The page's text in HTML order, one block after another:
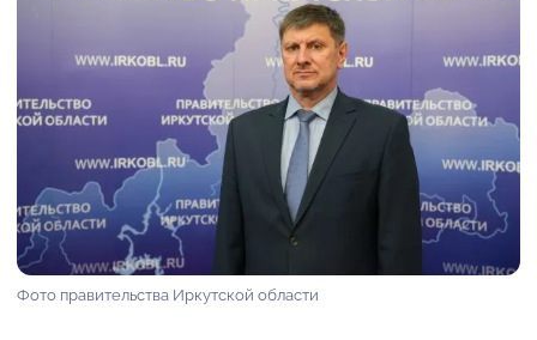
Фото правительства Иркутской области